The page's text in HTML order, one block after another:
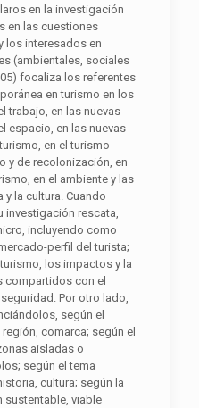
en la investigación
en las cuestiones
los interesados en
(ambientales, sociales
focaliza los referentes
en turismo en los
trabajo, en las nuevas
espacio, en las nuevas
en el turismo
y de recolonización, en
en el ambiente y las
la cultura. Cuando
rescata,
incluyendo como
perfil del turista;
los impactos y la
compartidos con el
Por otro lado,
según el
comarca; según el
aisladas o
según el tema
cultura; según la
sustentable, viable